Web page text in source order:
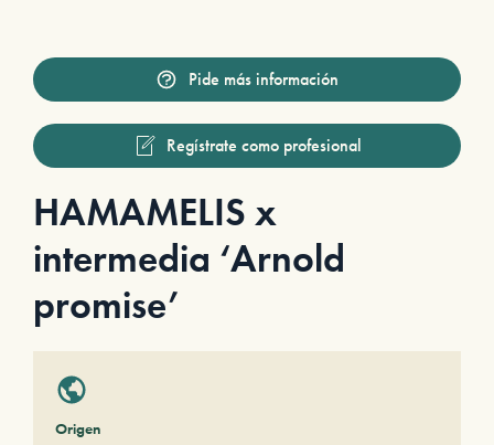
Pide más información
Regístrate como profesional
HAMAMELIS x
intermedia ‘Arnold
promise’
Origen